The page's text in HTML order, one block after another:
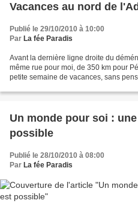
Vacances au nord de
Publié le 29/10/2010 à 10:00
Par La fée Paradis
Avant la dernière ligne droite du
même rue pour moi, de 350 km pour
petite semaine de vacances, sans
Un monde pour soi :
possible
Publié le 28/10/2010 à 08:00
Par La fée Paradis